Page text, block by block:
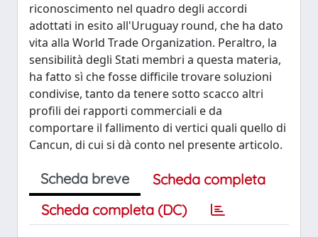
riconoscimento nel quadro degli accordi
adottati in esito all'Uruguay round, che ha dato
vita alla World Trade Organization. Peraltro, la
sensibilità degli Stati membri a questa materia,
ha fatto sì che fosse difficile trovare soluzioni
condivise, tanto da tenere sotto scacco altri
profili dei rapporti commerciali e da
comportare il fallimento di vertici quali quello di
Cancun, di cui si dà conto nel presente articolo.
Scheda breve
Scheda completa
Scheda completa (DC)